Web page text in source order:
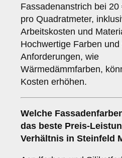
Fassadenanstrich bei 20
pro Quadratmeter,
Arbeitskosten und
Hochwertige Farben
Anforderungen, wie
Wärmedämmfarben,
Kosten erhöhen.
Welche
das beste Preis-
Verhältnis in Steinfeld